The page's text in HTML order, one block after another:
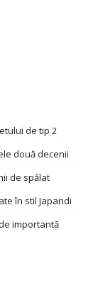
de tip 2
două decenii
de spălat
în stil Japandi
importantă